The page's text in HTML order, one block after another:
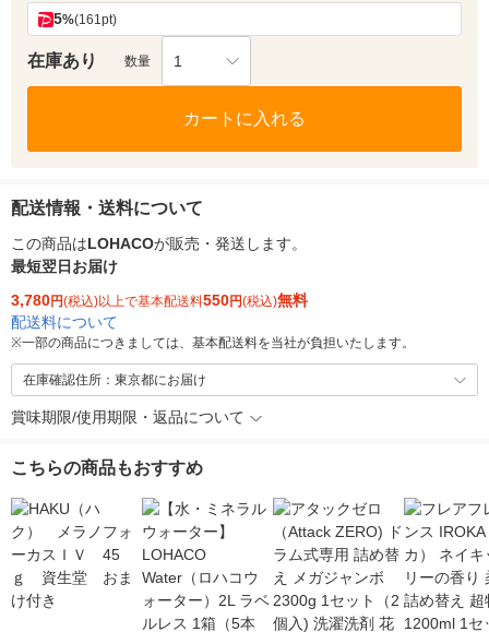
5%(161pt)
在庫あり 数量 1
カートに入れる
配送情報・送料について
この商品はLOHACOが販売・発送します。
最短翌日お届け
3,780円(税込)以上で基本配送料550円(税込)無料
配送料について
※一部の商品につきましては、基本配送料を当社が負担いたします。
在庫確認住所：東京都にお届け
賞味期限/使用期限・返品について
こちらの商品もおすすめ